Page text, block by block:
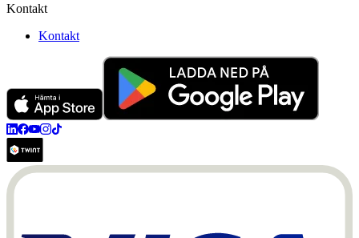
Kontakt
Kontakt